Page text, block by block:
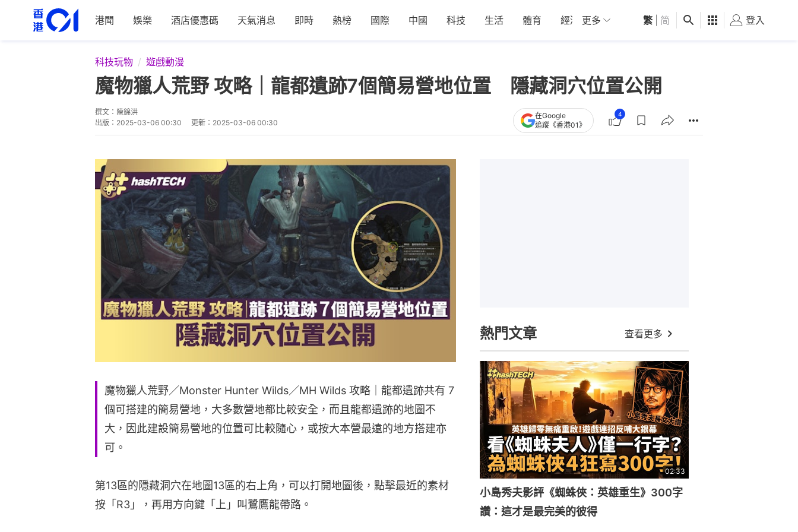
港聞 娛樂 酒店優惠碼 天氣消息 即時 熱榜 國際 中國 科技 生活 體育 經濟 01深圳 觀點 健康 好食玩飛
更多 繁 简 登入
科技玩物 遊戲動漫
魔物獵人荒野 攻略｜龍都遺跡7個簡易營地位置 隱藏洞穴位置公開
撰文： 陳錦洪
出版： 2025-03-06 00:30 更新： 2025-03-06 00:30
在Google
追蹤《香港01》
4
魔物獵人荒野／Monster Hunter Wilds／MH Wilds 攻略｜龍都遺跡共有 7
個可搭建的簡易營地，大多數營地都比較安全，而且龍都遺跡的地圖不
大，因此建設簡易營地的位置可比較隨心，或按大本營最遠的地方搭建亦
可。
第13區的隱藏洞穴在地圖13區的右上角，可以打開地圖後，點擊最近的素材
按「R3」，再用方向鍵「上」叫鷺鷹龍帶路。
熱門文章 查看更多
02:33
小島秀夫影評《蜘蛛俠：英雄重生》300字
讚：這才是最完美的彼得